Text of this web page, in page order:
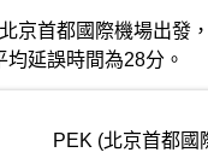
京首都國際機場出發
延誤時間為28分。
PEK (北京首都國